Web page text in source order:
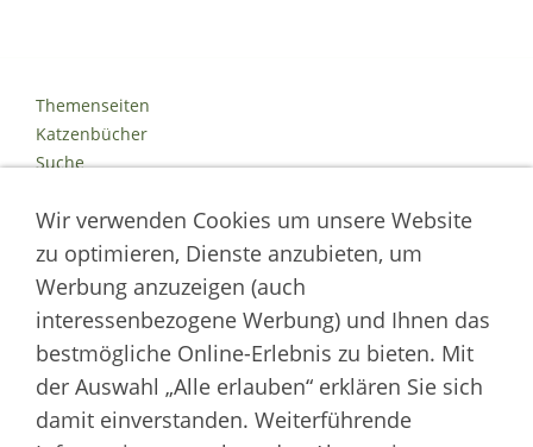
Themenseiten
Katzenbücher
Suche
Impressum
Datenschutz
Cookies
Autor der Welt der Katzen
___________________
Wir verwenden Cookies um unsere Website
zu optimieren, Dienste anzubieten, um
Werbung anzuzeigen (auch
interessenbezogene Werbung) und Ihnen das
bestmögliche Online-Erlebnis zu bieten. Mit
der Auswahl „Alle erlauben“ erklären Sie sich
damit einverstanden. Weiterführende